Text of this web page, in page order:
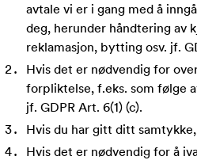
avtale vi er i gang med å
deg, herunder håndtering av
reklamasjon, bytting osv. jf.
Hvis det er nødvendig for
forpliktelse, f.eks. som følge
jf. GDPR Art. 6(1) (c).
Hvis du har gitt ditt samtykke,
Hvis det er nødvendig for å